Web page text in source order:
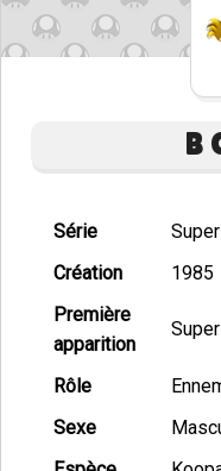
Série
Création
1985
Première
apparition
Rôle
Sexe